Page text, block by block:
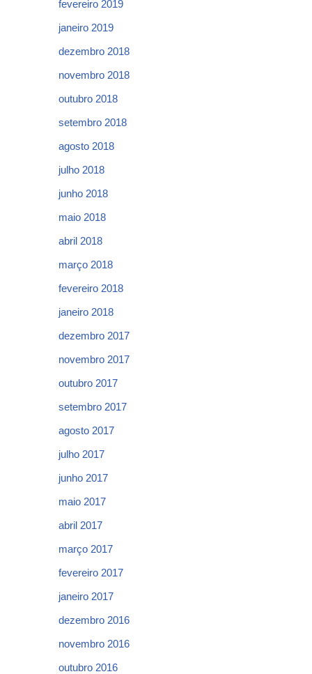
fevereiro 2019
janeiro 2019
dezembro 2018
novembro 2018
outubro 2018
setembro 2018
agosto 2018
julho 2018
junho 2018
maio 2018
abril 2018
março 2018
fevereiro 2018
janeiro 2018
dezembro 2017
novembro 2017
outubro 2017
setembro 2017
agosto 2017
julho 2017
junho 2017
maio 2017
abril 2017
março 2017
fevereiro 2017
janeiro 2017
dezembro 2016
novembro 2016
outubro 2016